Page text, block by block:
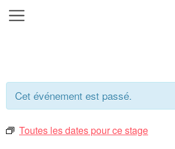
Aller
au
Menu
Cet événement est passé.
Toutes les dates pour ce stage